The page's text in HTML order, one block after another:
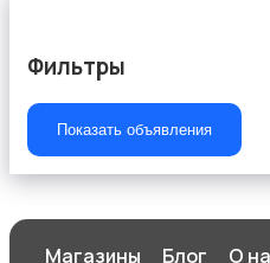
Фильтры
Показать объявления
Магазины Блог
О